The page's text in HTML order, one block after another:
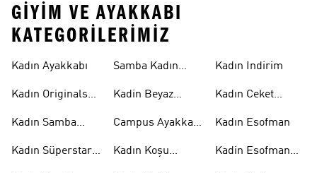
GIYIM VE AYAKKABI
KATEGORILERIMIZ
Kadın Ayakkabı
Kadın Originals
Kadın Samba
Kadın Süperstar
Samba Kadın
Kadin Beyaz
Campus Ayakkabı
Kadın Koşu
Kadın Indirim
Kadın Ceket
Kadın Esofman
Kadin Esofman